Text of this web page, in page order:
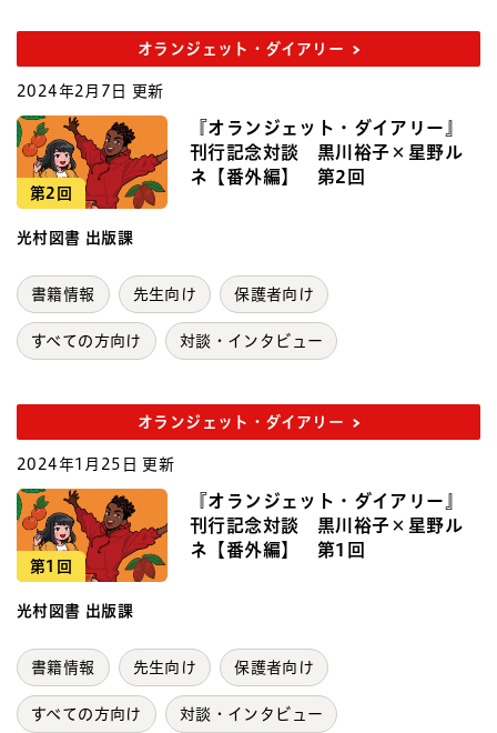
オランジェット・ダイアリー
2024年2月7日 更新
第2回
『オランジェット・ダイアリー』
刊行記念対談 黒川裕子×星野ル
ネ【番外編】 第2回
光村図書 出版課
書籍情報 先生向け 保護者向け
すべての方向け 対談・インタビュー
オランジェット・ダイアリー
2024年1月25日 更新
第1回
『オランジェット・ダイアリー』
刊行記念対談 黒川裕子×星野ル
ネ【番外編】 第1回
光村図書 出版課
書籍情報 先生向け 保護者向け
すべての方向け 対談・インタビュー